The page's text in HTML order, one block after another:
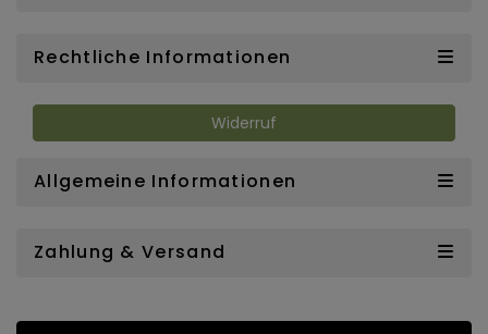
Rechtliche Informationen
Widerruf
Allgemeine Informationen
Zahlung & Versand